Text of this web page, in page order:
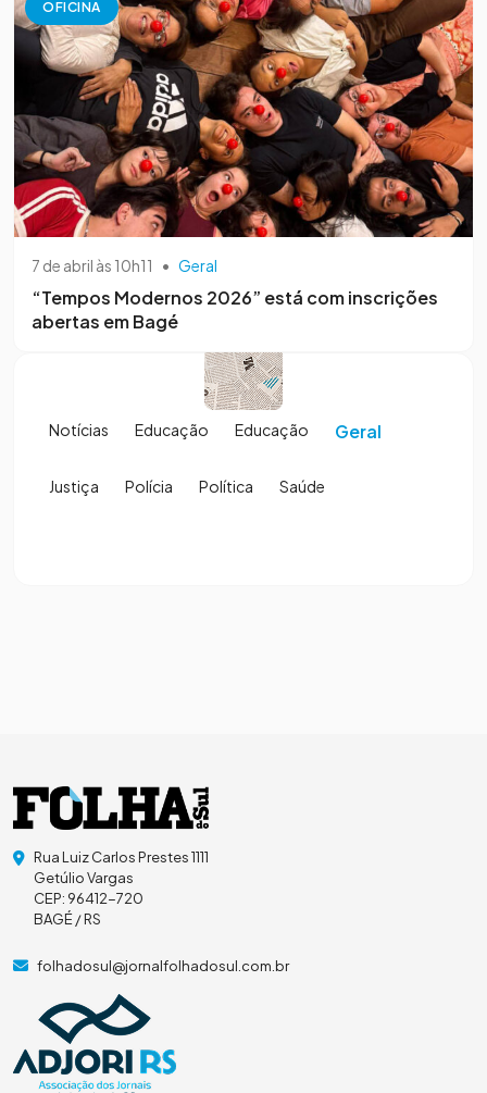
OFICINA
7 de abril às 10h11 • Geral
“Tempos Modernos 2026” está com inscrições
abertas em Bagé
Notícias Educação Educação Geral
Justiça Polícia Política Saúde
Rua Luiz Carlos Prestes 1111
Getúlio Vargas
CEP: 96412-720
BAGÉ / RS
folhadosul@jornalfolhadosul.com.br